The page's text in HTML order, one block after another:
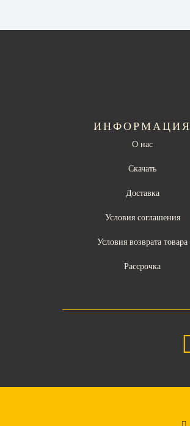
ИНФОРМАЦИЯ
О нас
Скачать
Доставка
Условия соглашения
Условия возврата товара
Рассрочка